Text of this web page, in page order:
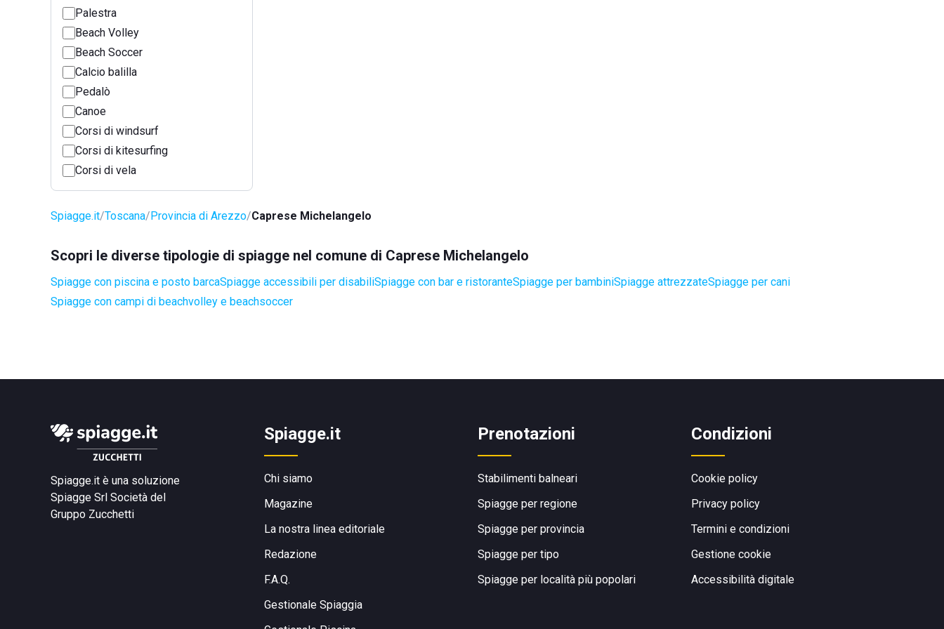
Palestra
Beach Volley
Beach Soccer
Calcio balilla
Pedalò
Canoe
Corsi di windsurf
Corsi di kitesurfing
Corsi di vela
Spiagge.it Toscana Provincia di Arezzo Caprese Michelangelo
Scopri le diverse tipologie di spiagge nel comune di Caprese Michelangelo
Spiagge con piscina e posto barcaSpiagge accessibili per disabiliSpiagge con bar e ristoranteSpiagge per bambiniSpiagge attrezzateSpiagge per cani
Spiagge con campi di beachvolley e beachsoccer
Spiagge.it è una soluzione
Spiagge Srl Società del
Gruppo Zucchetti
Spiagge.it
Chi siamo
Magazine
La nostra linea editoriale
Redazione
F.A.Q.
Gestionale Spiaggia
Prenotazioni
Stabilimenti balneari
Spiagge per regione
Spiagge per provincia
Spiagge per tipo
Spiagge per località più popolari
Condizioni
Cookie policy
Privacy policy
Termini e condizioni
Gestione cookie
Accessibilità digitale